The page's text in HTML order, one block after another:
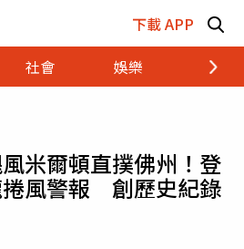
下載 APP
社會 娛樂 財經
風米爾頓直撲佛州！登
捲風警報 創歷史紀錄